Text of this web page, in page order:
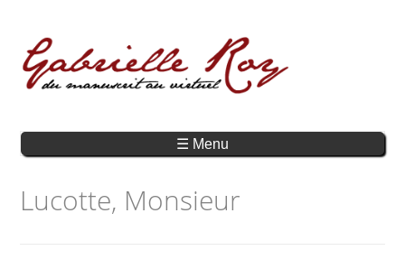
☰ Menu
Lucotte, Monsieur